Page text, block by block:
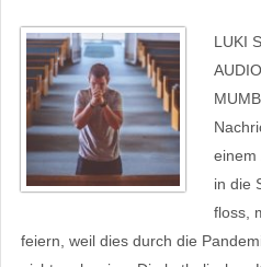
LUKI
einem
in die
floss,
feiern, weil dies durch die